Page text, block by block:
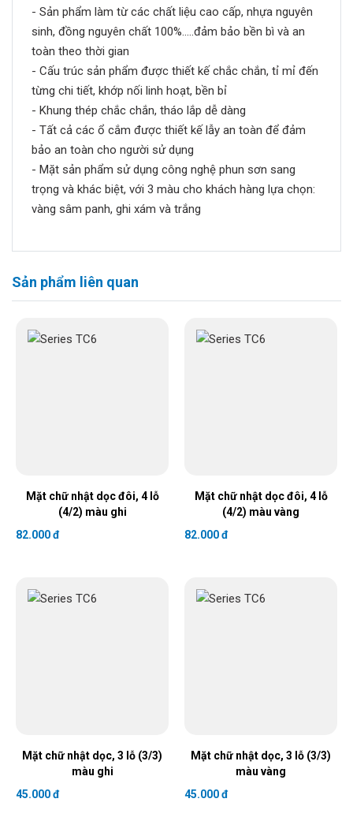
- Sản phẩm làm từ các chất liệu cao cấp, nhựa nguyên
sinh, đồng nguyên chất 100%.....đảm bảo bền bì và an
toàn theo thời gian
- Cấu trúc sản phẩm được thiết kế chắc chắn, tỉ mỉ đến
từng chi tiết, khớp nối linh hoạt, bền bỉ
- Khung thép chắc chắn, tháo lắp dễ dàng
- Tất cả các ổ cắm được thiết kế lẫy an toàn để đảm
bảo an toàn cho người sử dụng
- Mặt sản phẩm sử dụng công nghệ phun sơn sang
trọng và khác biệt, với 3 màu cho khách hàng lựa chọn:
vàng sâm panh, ghi xám và trắng
Sản phẩm liên quan
Mặt chữ nhật dọc đôi, 4 lỗ
(4/2) màu ghi
82.000 đ
Mặt chữ nhật dọc đôi, 4 lỗ
(4/2) màu vàng
82.000 đ
Mặt chữ nhật dọc, 3 lỗ (3/3)
màu ghi
45.000 đ
Mặt chữ nhật dọc, 3 lỗ (3/3)
màu vàng
45.000 đ